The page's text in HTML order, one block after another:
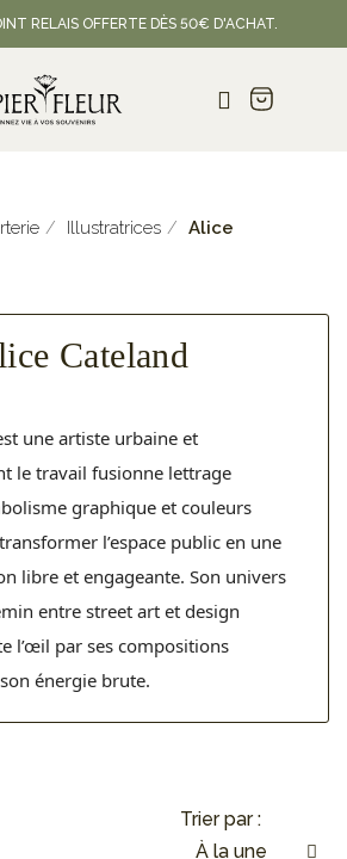
RELAIS OFFERTE DÈS 50€ D'ACHAT.
Illustratrices
Alice
Cateland
une artiste urbaine et
le travail fusionne lettrage
graphique et couleurs
l’espace public en une
libre et engageante. Son univers
entre street art et design
l’œil par ses compositions
énergie brute.
Trier par :